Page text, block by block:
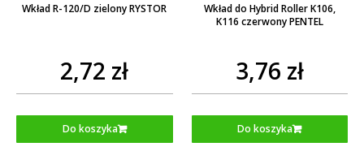
Wkład R-120/D zielony RYSTOR
2,72 zł
Do koszyka
Wkład do Hybrid Roller K106,
K116 czerwony PENTEL
3,76 zł
Do koszyka